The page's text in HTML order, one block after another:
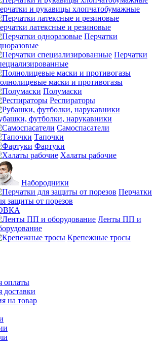
и рукавицы хлопчатобумажные
латексные и резиновые
Перчатки
Перчатки
маски и противогазы
Полумаски
Респираторы
футболки, нарукавники
Самоспасатели
Тапочки
Фартуки
Халаты рабочие
Набородники
Перчатки
защиты от порезов
Ленты ПП и
Крепежные тросы
оплаты
доставки
на товар